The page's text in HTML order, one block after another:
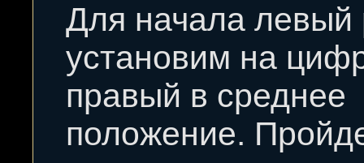
Для начала левый
установим на
правый в среднее
положение.